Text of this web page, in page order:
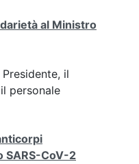
al Ministro
il
personale
SARS-CoV-2